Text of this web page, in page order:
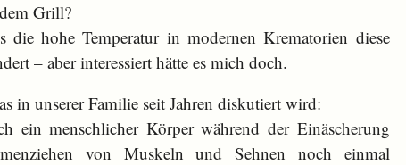
Grill?
die hohe Temperatur in modernen Krematorien diese
– aber interessiert hätte es mich doch.
in unserer Familie seit Jahren diskutiert wird:
ein menschlicher Körper während der Einäscherung
von Muskeln und Sehnen noch einmal